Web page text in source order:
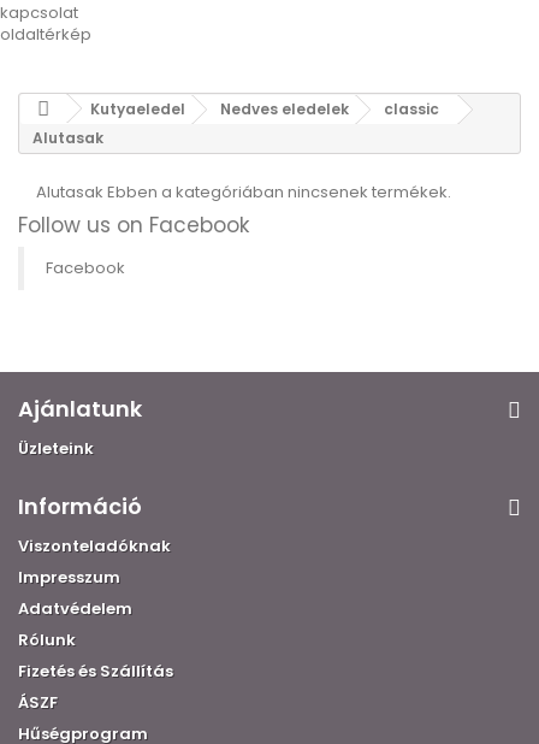
kapcsolat
oldaltérkép
Kutyaeledel Nedves eledelek
classic
Alutasak
Alutasak Ebben a kategóriában nincsenek termékek.
Follow us on Facebook
Facebook
Ajánlatunk
Üzleteink
Információ
Viszonteladóknak
Impresszum
Adatvédelem
Rólunk
Fizetés és Szállítás
ÁSZF
Hűségprogram